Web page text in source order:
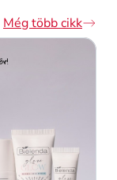
Még több cikk